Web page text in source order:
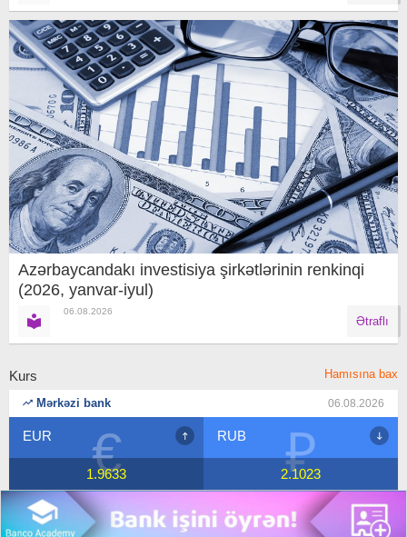
Azərbaycandakı investisiya şirkətlərinin renkinqi
(2026, yanvar-iyul)
06.08.2026
Ətraflı
Kurs Hamısına bax
Mərkəzi bank 06.08.2026
₽
RUB
2.1023 $
USD
1.7